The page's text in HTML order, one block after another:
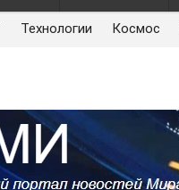
Технологии Космос